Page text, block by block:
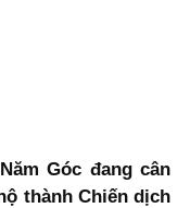
Góc đang cân
thành Chiến dịch